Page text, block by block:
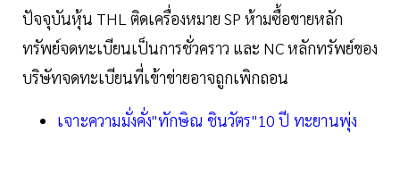
ปัจจุบันหุ้น THL ติดเครื่องหมาย SP ห้ามซื้อขายหลัก
ทรัพย์จดทะเบียนเป็นการชั่วคราว และ NC หลักทรัพย์ของ
บริษัทจดทะเบียนที่เข้าข่ายอาจถูกเพิกถอน
เจาะความมั่งคั่ง"ทักษิณ ชินวัตร"10 ปี ทะยานพุ่ง